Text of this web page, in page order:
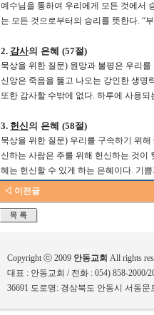
예수님을 통하여 우리에게 모든 것에서
는 모든 것으로부터의 승리를 뜻한다. “
2. 감사의 은혜 (57절)
묵상을 위한 질문) 원망과 불평은 우리
신앙은 죽음을 뚫고 나오는 강인한 생명
또한 감사할 수밖에 없다. 하루에 사용되
3. 헌신의 은혜 (58절)
묵상을 위한 질문) 우리를 구속하기 위
신하는 사람은 주를 위해 헌신하는 것이
혜는 헌신할 수 있게 하는 은혜이다. 기
◁ 이전글
Copyright ⓒ 2009 안동교회 All rights
대표 : 안동교회 / 전화 : 054) 858-2000/
36691 도로명: 경상북도 안동시 서동